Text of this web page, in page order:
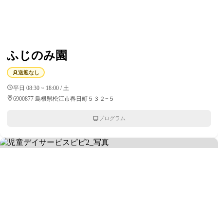
ふじのみ園
送迎なし
平日 08:30 ~ 18:00 / 土
6900877 島根県松江市春日町５３２−５
プログラム